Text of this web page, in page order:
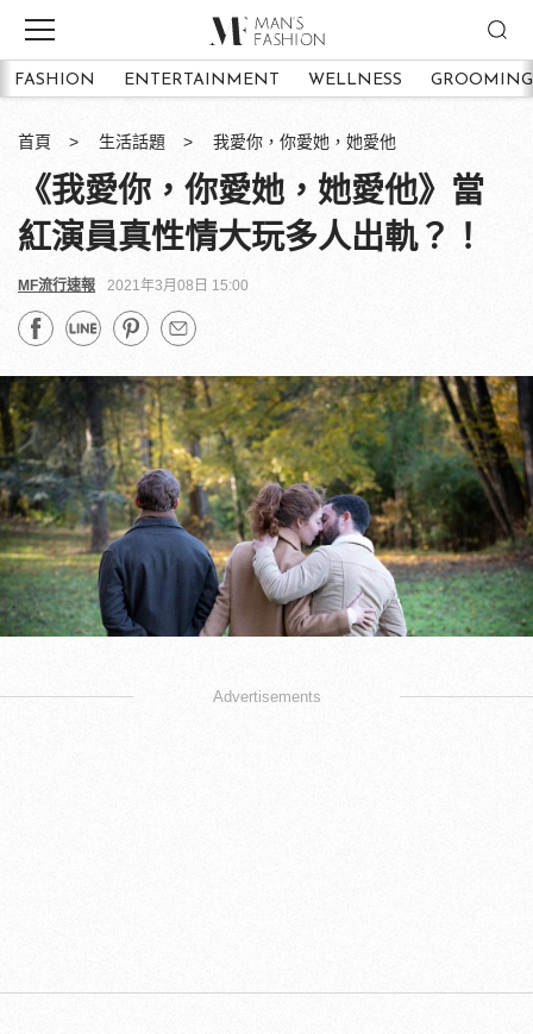
FASHION ENTERTAINMENT WELLNESS GROOMING
首頁 生活話題 我愛你，你愛她，她愛他
《我愛你，你愛她，她愛他》當
紅演員真性情大玩多人出軌？！
MF流行速報 2021年3月08日 15:00
Advertisements